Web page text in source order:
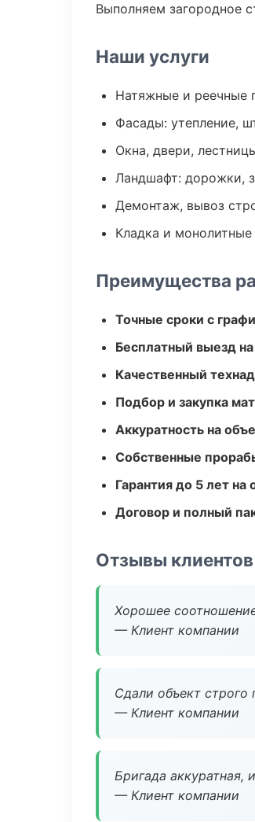
Выполняем загородное
Наши услуги
Натяжные и реечные
Фасады: утепление,
Окна, двери,
Ландшафт: дорожки,
Демонтаж, вывоз
Кладка и
Преимущества
Точные сроки с
Бесплатный выезд
Качественный
Подбор и закупка
Аккуратность на
Собственные
Гарантия до 5 лет
Договор и полный
Отзывы клиентов
Хорошее
— Клиент компании
Сдали объект строго
— Клиент компании
Бригада аккуратная,
— Клиент компании